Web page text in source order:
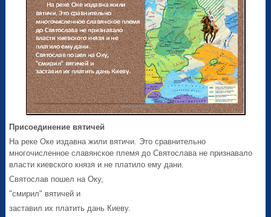
Присоединение вятичей
На реке Оке издавна жили вятичи. Это сравнительно
многочисленное славянское племя до Святослава не признавало
власти киевского князя и не платило ему дани.
Святослав пошел на Оку,
"смирил" вятичей и
заставил их платить дань Киеву.